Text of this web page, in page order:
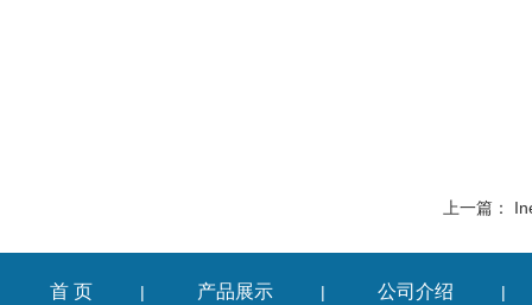
上一篇：
首 页 | 产品展示 | 公司介绍 |